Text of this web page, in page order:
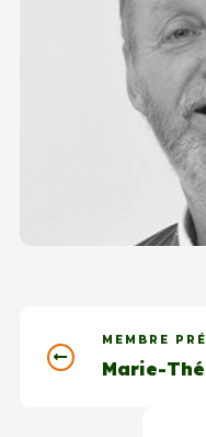
MEMBRE
Marie-